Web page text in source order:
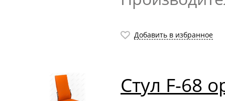
Добавить в избранное
Стул F-68